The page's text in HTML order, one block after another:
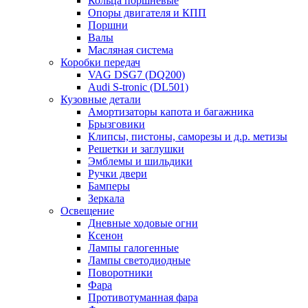
Опоры двигателя и КПП
Поршни
Валы
Масляная система
Коробки передач
VAG DSG7 (DQ200)
Audi S-tronic (DL501)
Кузовные детали
Амортизаторы капота и багажника
Брызговики
Клипсы, пистоны, саморезы и д.р. метизы
Решетки и заглушки
Эмблемы и шильдики
Ручки двери
Бамперы
Зеркала
Освещение
Дневные ходовые огни
Ксенон
Лампы галогенные
Лампы светодиодные
Поворотники
Фара
Противотуманная фара